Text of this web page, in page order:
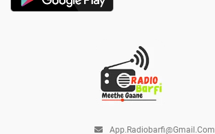
App.radiobarfi@gmail.com